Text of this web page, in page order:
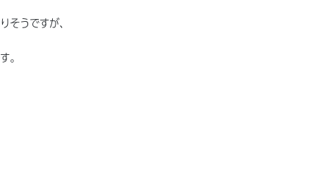
そうですが、
。